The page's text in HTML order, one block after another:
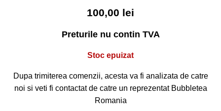
100,00 lei
Preturile nu contin TVA
Stoc epuizat
Dupa trimiterea comenzii, acesta va fi analizata de catre
noi si veti fi contactat de catre un reprezentat Bubbletea
Romania